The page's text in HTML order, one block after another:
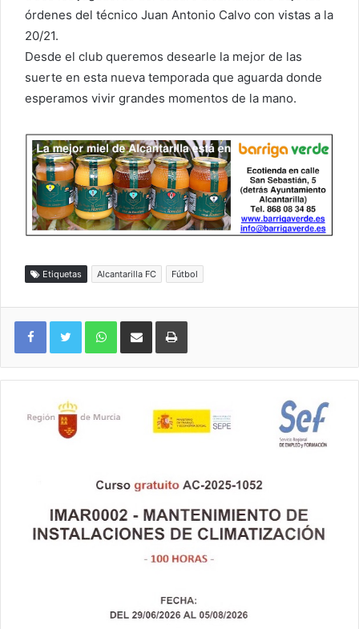
órdenes del técnico Juan Antonio Calvo con vistas a la
20/21.
Desde el club queremos desearle la mejor de las
suerte en esta nueva temporada que aguarda donde
esperamos vivir grandes momentos de la mano.
Etiquetas Alcantarilla FC Fútbol
WhatsAppCompartir por correo electrónicoImprimir